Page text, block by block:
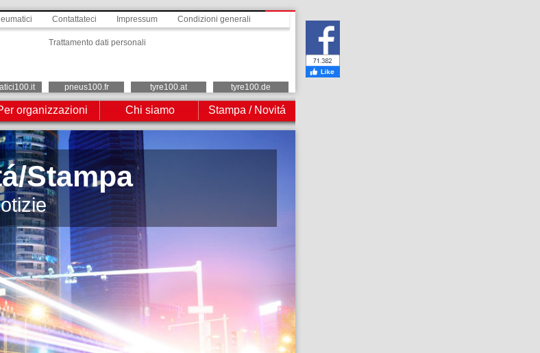
Contattateci Impressum Condizioni generali
Trattamento dati personali
tyre100.de
tyre100.at
pneus100.fr
organizzazioni Chi siamo Stampa / Novitá
Stampa